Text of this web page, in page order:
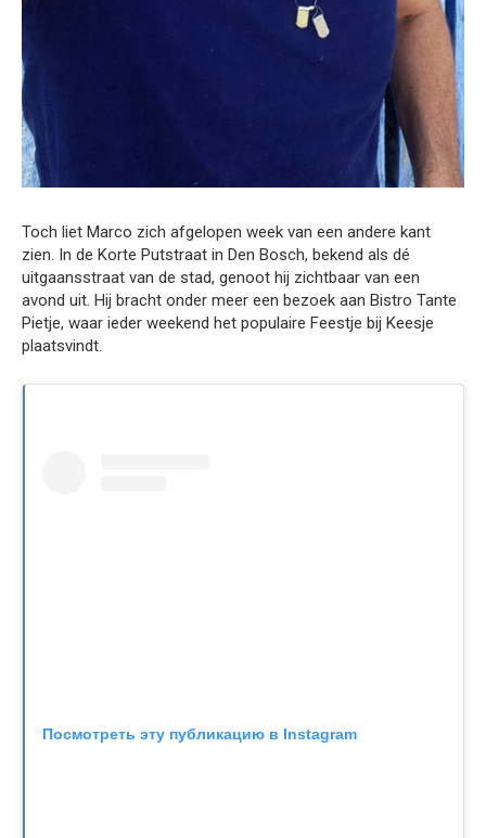
Toch liet Marco zich afgelopen week van een andere kant
zien. In de Korte Putstraat in Den Bosch, bekend als dé
uitgaansstraat van de stad, genoot hij zichtbaar van een
avond uit. Hij bracht onder meer een bezoek aan Bistro Tante
Pietje, waar ieder weekend het populaire Feestje bij Keesje
plaatsvindt.
Посмотреть эту публикацию в Instagram